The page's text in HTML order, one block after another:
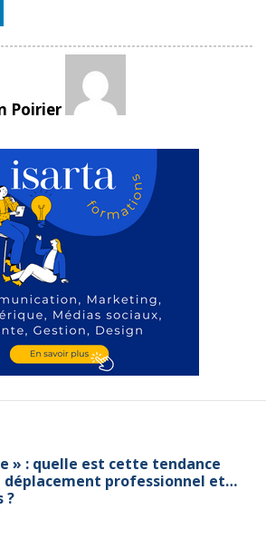
Poirier
» : quelle est cette tendance
déplacement professionnel et…
?